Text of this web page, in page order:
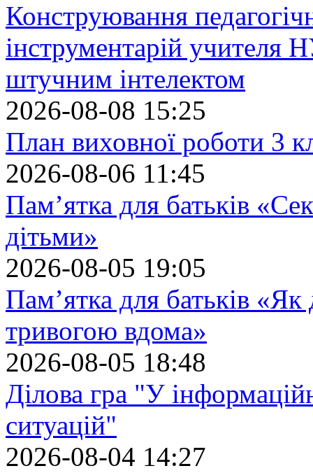
Конструювання
інструментарій учителя
штучним інтелектом
2026-08-08 15:25
План виховної роботи 3
2026-08-06 11:45
Пам’ятка для батьків
дітьми»
2026-08-05 19:05
Пам’ятка для батьків
тривогою вдома»
2026-08-05 18:48
Ділова гра "У
ситуацій"
2026-08-04 14:27